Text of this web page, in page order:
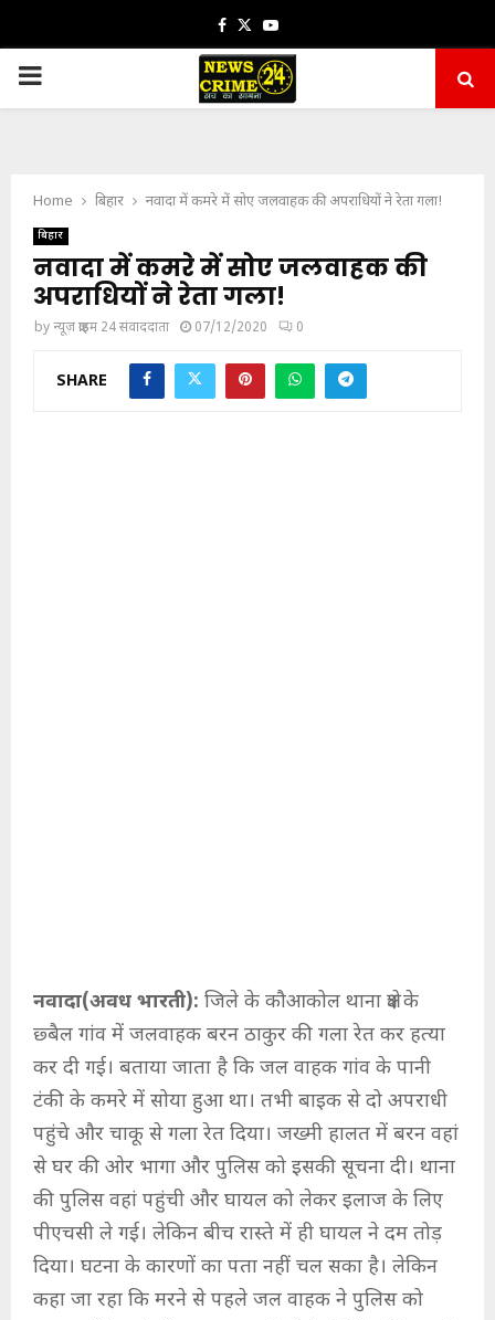
Facebook
TwitterYoutube
PRIMARY
Home बिहार नवादा में कमरे में सोए जलवाहक की अपराधियों ने रेता गला!
बिहार
नवादा में कमरे में सोए जलवाहक की
अपराधियों ने रेता गला!
byन्यूज़ क्राइम 24 संवाददाता 07/12/2020 0
SHARE
नवादा(अवध भारती): जिले के कौआकोल थाना क्षेत्र के
छ्बैल गांव में जलवाहक बरन ठाकुर की गला रेत कर हत्या
कर दी गई। बताया जाता है कि जल वाहक गांव के पानी
टंकी के कमरे में सोया हुआ था। तभी बाइक से दो अपराधी
पहुंचे और चाकू से गला रेत दिया। जख्मी हालत में बरन वहां
से घर की ओर भागा और पुलिस को इसकी सूचना दी। थाना
की पुलिस वहां पहुंची और घायल को लेकर इलाज के लिए
पीएचसी ले गई। लेकिन बीच रास्ते में ही घायल ने दम तोड़
दिया। घटना के कारणों का पता नहीं चल सका है। लेकिन
कहा जा रहा कि मरने से पहले जल वाहक ने पुलिस को